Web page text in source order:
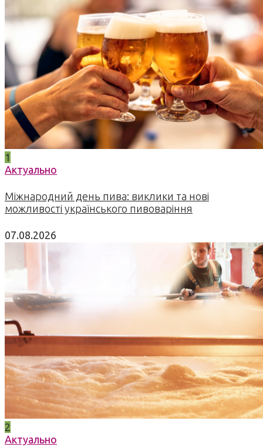
1
Актуально
Міжнародний день пива: виклики та нові
можливості українського пивоваріння
07.08.2026
2
Актуально